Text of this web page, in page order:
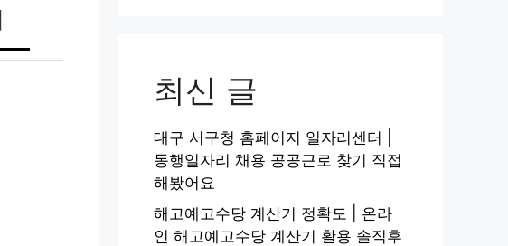
최신 글
대구 서구청 홈페이지 일자리센터 |
동행일자리 채용 공공근로 찾기 직접
해봤어요
해고예고수당 계산기 정확도 | 온라
인 해고예고수당 계산기 활용 솔직후